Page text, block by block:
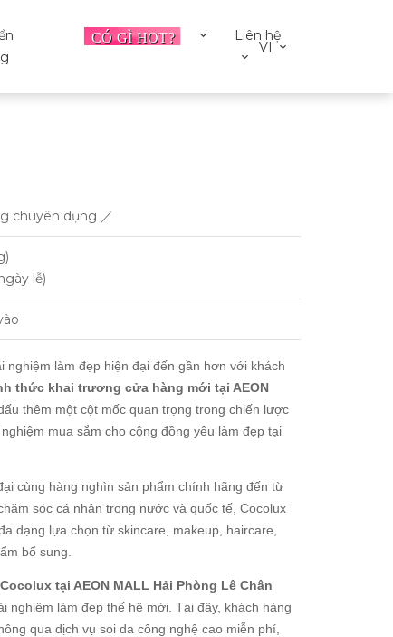
Liên hệ
VI
chuyên dụng ／
lễ)
nghiệm làm đẹp hiện đại đến gần hơn với khách
thức khai trương cửa hàng mới tại AEON
dấu thêm một cột mốc quan trọng trong chiến lược
mua sắm cho cộng đồng yêu làm đẹp tại
cùng hàng nghìn sản phẩm chính hãng đến từ
sóc cá nhân trong nước và quốc tế, Cocolux
dạng lựa chọn từ skincare, makeup, haircare,
bổ sung.
Cocolux tại AEON MALL Hải Phòng Lê Chân
nghiệm làm đẹp thế hệ mới. Tại đây, khách hàng
qua dịch vụ soi da công nghệ cao miễn phí,